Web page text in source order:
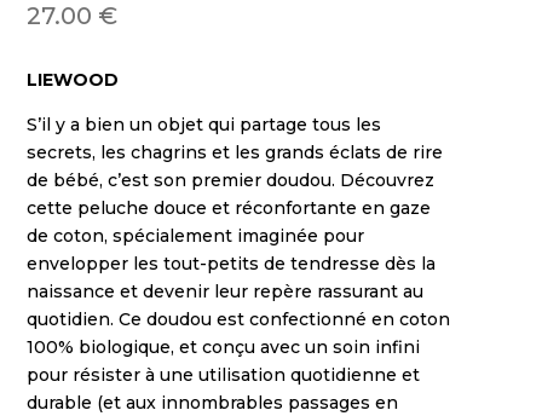
27.00 €
LIEWOOD
S’il y a bien un objet qui partage tous les
secrets, les chagrins et les grands éclats de rire
de bébé, c’est son premier doudou. Découvrez
cette peluche douce et réconfortante en gaze
de coton, spécialement imaginée pour
envelopper les tout-petits de tendresse dès la
naissance et devenir leur repère rassurant au
quotidien. Ce doudou est confectionné en coton
100% biologique, et conçu avec un soin infini
pour résister à une utilisation quotidienne et
durable (et aux innombrables passages en